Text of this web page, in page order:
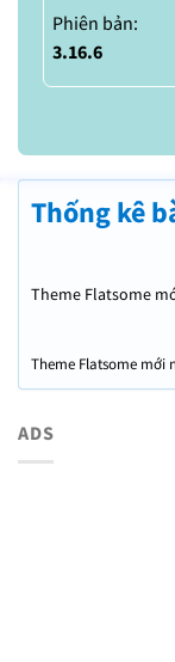
Phiên bản:
3.16.6
Thống kê
Theme Flatsome
Theme Flatsome mới
ADS